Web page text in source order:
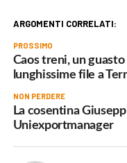
ARGOMENTI CORRELATI:
PROSSIMO
Caos treni, un guasto
lunghissime file a
NON PERDERE
La cosentina
Uniexportmanager